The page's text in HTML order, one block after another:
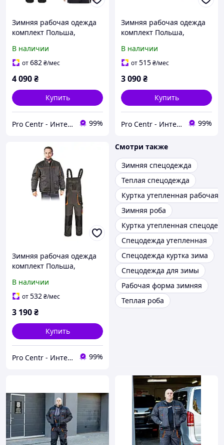
Зимняя рабочая одежда
комплект Польша,
защитный спецодежда
В наличии
от682₴/мес
4 090₴
Купить
Pro Centr - Интернет-магазин спецодежды, спецобуви и средств индивидуальной защиты 99%
Зимняя рабочая одежда
комплект Польша,
защитный спецодежда
В наличии
от515₴/мес
3 090₴
Купить
Pro Centr - Интернет-магазин спецодежды, спецобуви и средств индивидуальной защиты 99%
Зимняя рабочая одежда
комплект Польша,
защитный спецодежда
В наличии
от532₴/мес
3 190₴
Купить
Pro Centr - Интернет-магазин спецодежды, спецобуви и средств индивидуальной защиты 99%
Смотри также
Зимняя спецодежда
Теплая спецодежда
Куртка утепленная рабочая
Зимняя роба
Куртка утепленная
Спецодежда утепленная
Спецодежда куртка зима
Спецодежда для зимы
Рабочая форма зимняя
Теплая роба